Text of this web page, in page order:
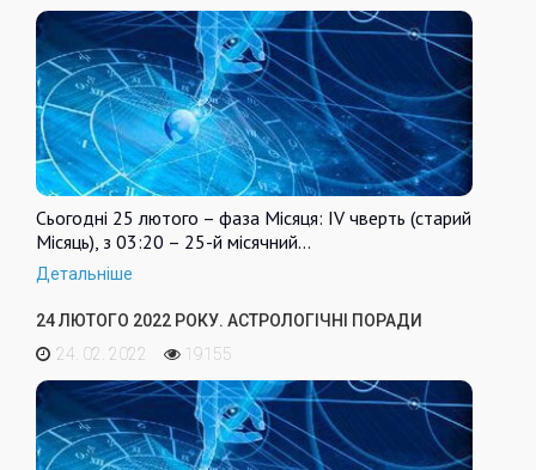
Сьогодні 25 лютого – фаза Місяця: IV чверть (старий
Місяць), з 03:20 – 25-й місячний…
Детальніше
24 ЛЮТОГО 2022 РОКУ. АСТРОЛОГІЧНІ ПОРАДИ
24. 02. 2022
19155